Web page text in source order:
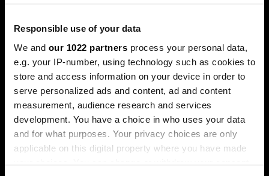
Responsible use of your data
We and our 1022 partners process your personal data,
e.g. your IP-number, using technology such as cookies to
store and access information on your device in order to
serve personalized ads and content, ad and content
measurement, audience research and services
development. You have a choice in who uses your data
and for what purposes. Your privacy choices are only
applicable on this digital property where you have made
your choices. You can change or withdraw your consent
Privreda FBiH povećala dobit za 12,3
posto, ali troškovi rada rastu
dvostruko brže
Analiza je predstavljena na zajedničkom sastanku FIA-e i
Udruženja poslodavaca Federacije BiH, gdje je istaknuto da
privatni sektor ostaje ključni nosilac ekonomskog rasta.
Od ukupno 28.634 privredna društva u Federaciji, čak 98,6
posto čine privatne kompanije, koje ostvaruju 90 posto
ukupnih prihoda i 95 posto ukupne dobiti.